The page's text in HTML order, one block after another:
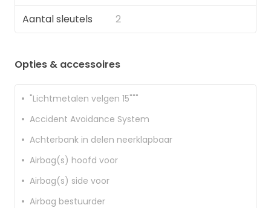
Aantal sleutels
2
Opties & accessoires
"Lichtmetalen velgen 15"""
Accident Avoidance System
Achterbank in delen neerklapbaar
Airbag(s) hoofd voor
Airbag(s) side voor
Airbag bestuurder